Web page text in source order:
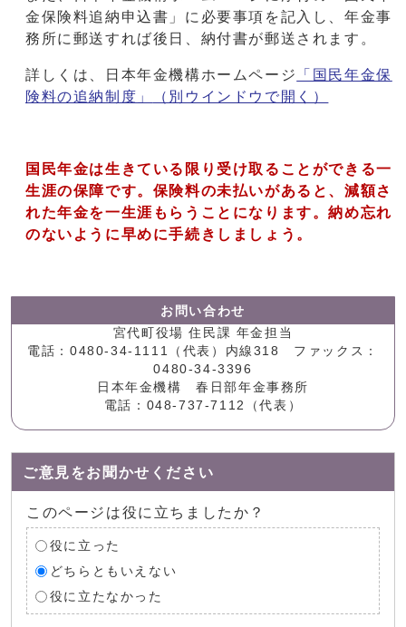
金保険料追納申込書」に必要事項を記入し、年金事
務所に郵送すれば後日、納付書が郵送されます。
詳しくは、日本年金機構ホームページ
「国民年金保
険料の追納制度」
（別ウインドウで開く）
国民年金は生きている限り受け取ることができる一
生涯の保障です。保険料の未払いがあると、減額さ
れた年金を一生涯もらうことになります。納め忘れ
のないように早めに手続きしましょう。
お問い合わせ
宮代町役場 住民課 年金担当
電話：0480-34-1111（代表）内線318 ファックス：
0480-34-3396
日本年金機構 春日部年金事務所
電話：048-737-7112（代表）
ご意見をお聞かせください
このページは役に立ちましたか？
役に立った
どちらともいえない
役に立たなかった